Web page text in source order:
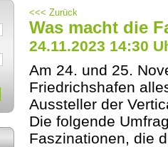
<<< Zurück
Was macht die
24.11.2023 14:30
Am 24. und 25.
Friedrichshafen
Aussteller der
Die folgende
Faszinationen, die